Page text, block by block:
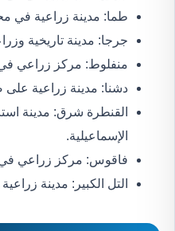
طما: مدينة زراعية في
جرجا: مدينة تاريخية
منفلوط: مركز زراعي
دشنا: مدينة زراعية
القنطرة شرق: مدينة
الإسماعيلية.
فاقوس: مركز زراعي
التل الكبير: مدينة